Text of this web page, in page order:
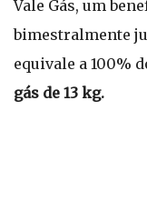
Vale Gás, um
bimestralmente
equivale a 100%
gás de 13 kg.